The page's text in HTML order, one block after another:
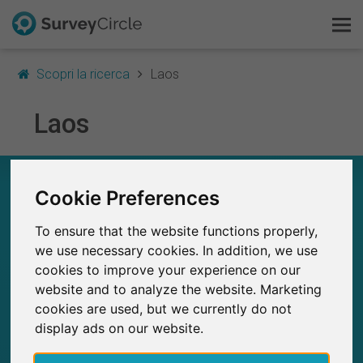
Cookie Preferences
To ensure that the website functions properly,
we use necessary cookies. In addition, we use
cookies to improve your experience on our
website and to analyze the website. Marketing
cookies are used, but we currently do not
display ads on our website.
Scopri la ricerca Laos
Laos
2
Studi pubblicati in precedenza su
SurveyCircle
0
Studi attualmente pubblicati su SurveyCircle
3
SurveyCircle
Scopri la ricerca
FAQ
Registrati gratis
Accedi